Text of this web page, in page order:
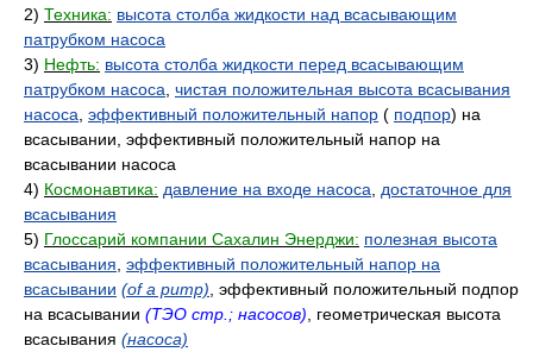
2) Техника: высота столба жидкости над всасывающим
патрубком насоса
3) Нефть: высота столба жидкости перед всасывающим
патрубком насоса чистая положительная высота всасывания
насоса эффективный положительный напор ( подпор) на
всасывании, эффективный положительный напор на
всасывании насоса
4) Космонавтика: давление на входе насоса
достаточное для
всасывания
5) Глоссарий компании Сахалин Энерджи: полезная высота
всасывания эффективный положительный напор на
всасывании (of a pump) , эффективный положительный подпор
на всасывании (ТЭО стр.; насосов) , геометрическая высота
всасывания (насоса)